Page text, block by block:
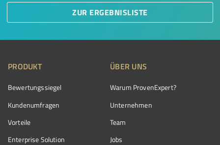
ZUR ERGEBNISLISTE
PRODUKT
Bewertungssiegel
Kundenumfragen
Vorteile
Enterprise Solution
ÜBER UNS
Warum ProvenExpert?
Unternehmen
Team
Jobs